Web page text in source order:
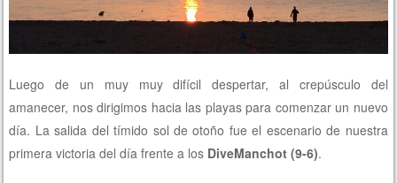
Luego de un muy muy difícil despertar, al crepúsculo del
amanecer, nos dirigimos hacia las playas para comenzar un nuevo
día. La salida del tímido sol de otoño fue el escenario de nuestra
primera victoria del día frente a los DiveManchot (9-6).